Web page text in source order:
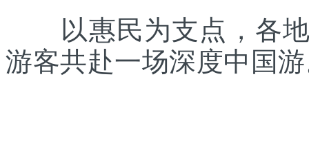
以惠民为支点，各地
游客共赴一场深度中国